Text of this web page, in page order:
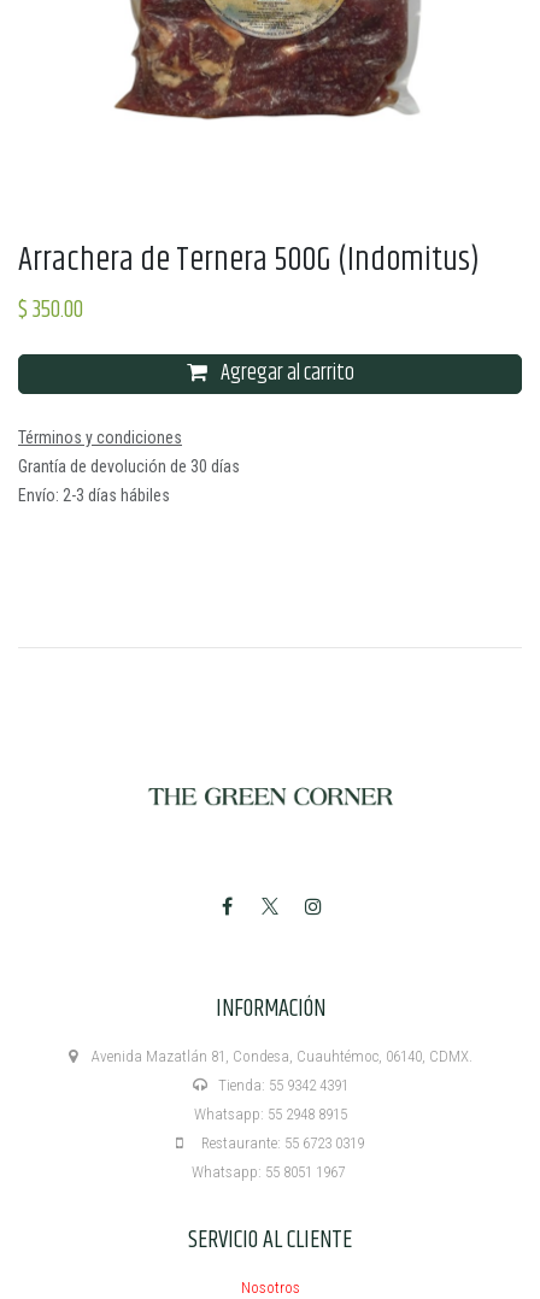
Arrachera de Ternera 500G (Indomitus)
$350.00
Agregar al carrito
Términos y condiciones
Grantía de devolución de 30 días
Envío: 2-3 días hábiles
INFORMACIÓN
Avenida Mazatlán 81, Condesa, Cuauhtémoc, 06140, CDMX.
Tienda: 55 9342 4391
Whatsapp: 55 2948 8915
Restaurante: 55 6723 0319
Whatsapp: 55 8051 1967
SERVICIO AL CLIENTE
Nosotros